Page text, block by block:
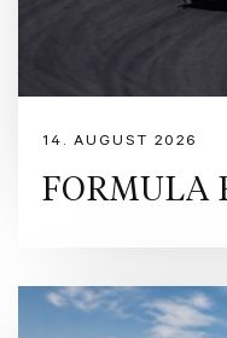
14. AUGUST 2026
FORMULA